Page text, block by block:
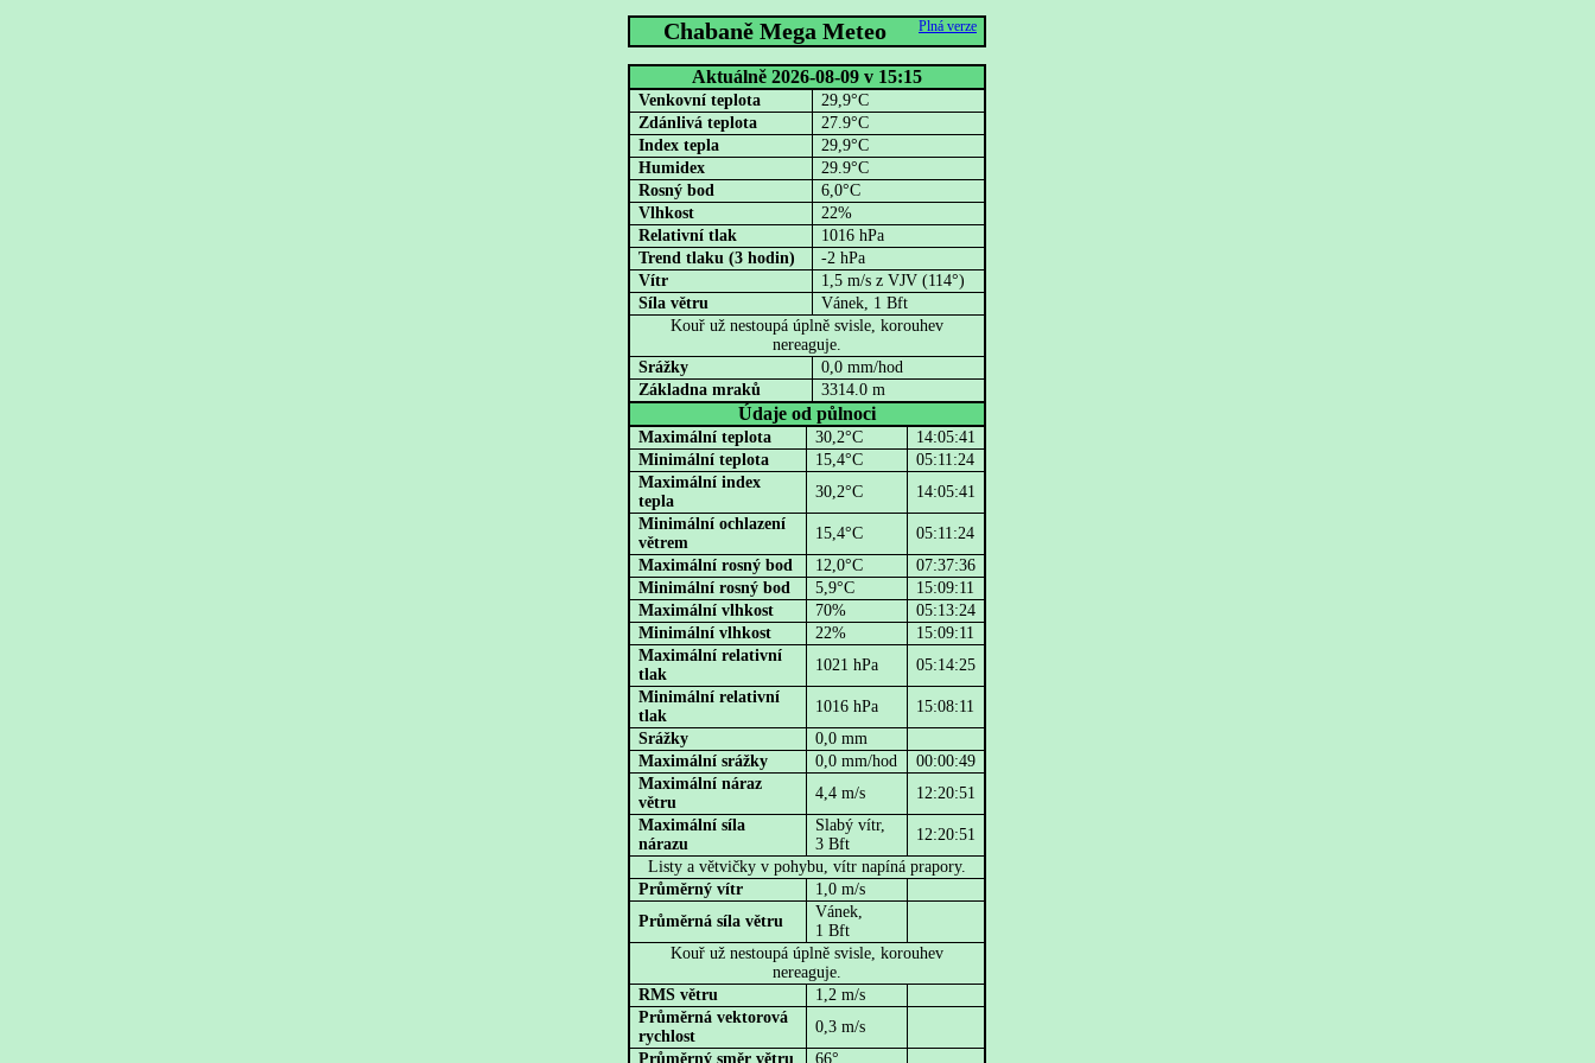
Chabaně Mega Meteo Plná verze
Aktuálně 2026-08-09 v 15:15
Venkovní teplota
29,9°C
Zdánlivá teplota
27.9°C
Index tepla
29,9°C
Humidex
29.9°C
Rosný bod
6,0°C
Vlhkost
22%
Relativní tlak
1016 hPa
Trend tlaku (3 hodin)
-2 hPa
Vítr
1,5 m/s z VJV (114°)
Síla větru
Vánek, 1 Bft
Kouř už nestoupá úplně svisle, korouhev
nereaguje.
Srážky
0,0 mm/hod
Základna mraků
3314.0 m
Údaje od půlnoci
Maximální teplota 30,2°C
14:05:41
Minimální teplota
15,4°C
05:11:24
Maximální index
tepla
30,2°C
14:05:41
Minimální ochlazení
větrem
15,4°C
05:11:24
Maximální rosný bod
12,0°C
07:37:36
Minimální rosný bod
5,9°C
15:09:11
Maximální vlhkost
70%
05:13:24
Minimální vlhkost
22%
15:09:11
Maximální relativní
tlak
1021 hPa
05:14:25
Minimální relativní
tlak
1016 hPa
15:08:11
Srážky
0,0 mm
Maximální srážky
0,0 mm/hod
00:00:49
Maximální náraz
větru
4,4 m/s
12:20:51
Maximální síla
nárazu
Slabý vítr,
3 Bft
12:20:51
Listy a větvičky v pohybu, vítr napíná prapory.
Průměrný vítr
1,0 m/s
Průměrná síla větru
Vánek,
1 Bft
Kouř už nestoupá úplně svisle, korouhev
nereaguje.
RMS větru
1,2 m/s
Průměrná vektorová
rychlost
0,3 m/s
Průměrný směr větru
66°